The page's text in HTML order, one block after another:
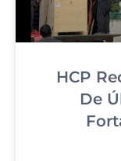
HCP
De